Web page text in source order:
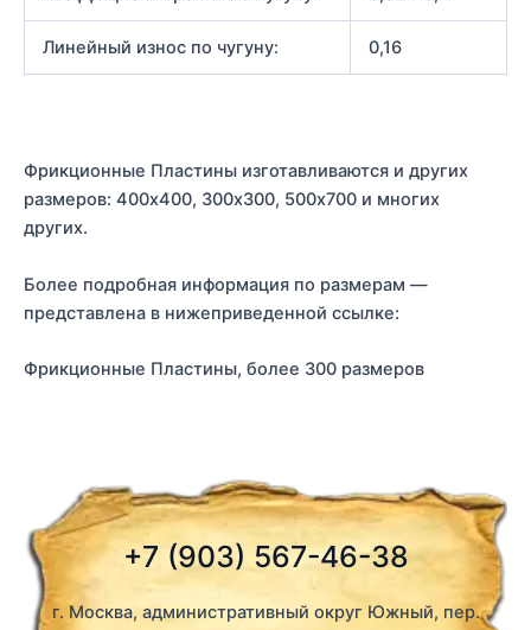
+7 (903) 567-46-38
г. Москва, административный округ Южный, пер.
Линейный износ по чугуну: 0,16
Фрикционные Пластины изготавливаются и других
размеров: 400х400, 300х300, 500х700 и многих
других.
Более подробная информация по размерам —
представлена в нижеприведенной ссылке:
Фрикционные Пластины, более 300 размеров